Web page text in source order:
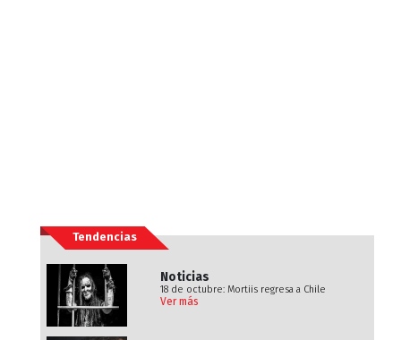
Tendencias
Noticias
18 de octubre: Mortiis regresa a Chile
Ver más